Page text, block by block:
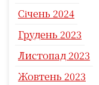
Січень 2024
Грудень 2023
Листопад 2023
Жовтень 2023